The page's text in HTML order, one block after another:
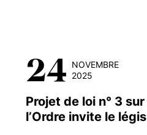
24 NOVEMBRE
2025
Projet de loi n° 3
l’Ordre invite le